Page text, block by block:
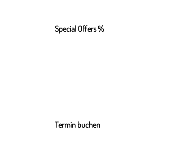
Special Offers %
Termin buchen